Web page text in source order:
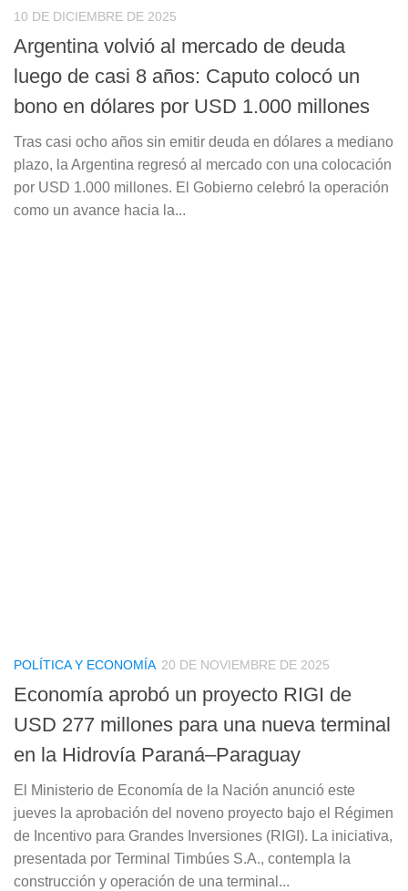
10 DE DICIEMBRE DE 2025
Argentina volvió al mercado de deuda
luego de casi 8 años: Caputo colocó un
bono en dólares por USD 1.000 millones
Tras casi ocho años sin emitir deuda en dólares a mediano
plazo, la Argentina regresó al mercado con una colocación
por USD 1.000 millones. El Gobierno celebró la operación
como un avance hacia la...
POLÍTICA Y ECONOMÍA 20 DE NOVIEMBRE DE 2025
Economía aprobó un proyecto RIGI de
USD 277 millones para una nueva terminal
en la Hidrovía Paraná–Paraguay
El Ministerio de Economía de la Nación anunció este
jueves la aprobación del noveno proyecto bajo el Régimen
de Incentivo para Grandes Inversiones (RIGI). La iniciativa,
presentada por Terminal Timbúes S.A., contempla la
construcción y operación de una terminal...